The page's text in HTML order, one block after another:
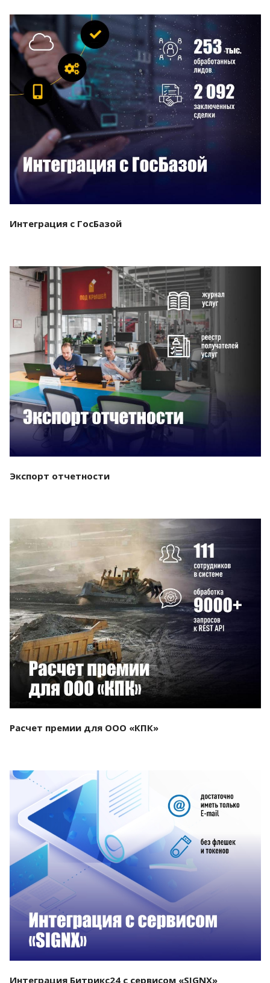
Смотреть проект
Интеграция с ГосБазой
Смотреть проект
Экспорт отчетности
Смотреть проект
Расчет премии для ООО «КПК»
Смотреть проект
Интеграция Битрикс24 с сервисом «SIGNX»